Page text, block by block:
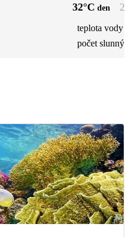
32°C den
teplota vody
počet